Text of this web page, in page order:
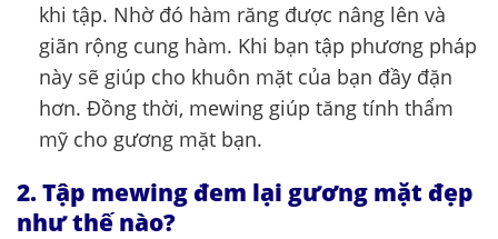
khi tập. Nhờ đó hàm răng được nâng lên và
giãn rộng cung hàm. Khi bạn tập phương pháp
này sẽ giúp cho khuôn mặt của bạn đầy đặn
hơn. Đồng thời, mewing giúp tăng tính thẩm
mỹ cho gương mặt bạn.
2. Tập mewing đem lại gương mặt đẹp
như thế nào?